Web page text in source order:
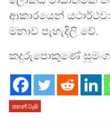
ආකාරයෙන්
මනාව පැහැදිලි වේ.
කදුරුපොකුණේ
පහන් ටැඹ